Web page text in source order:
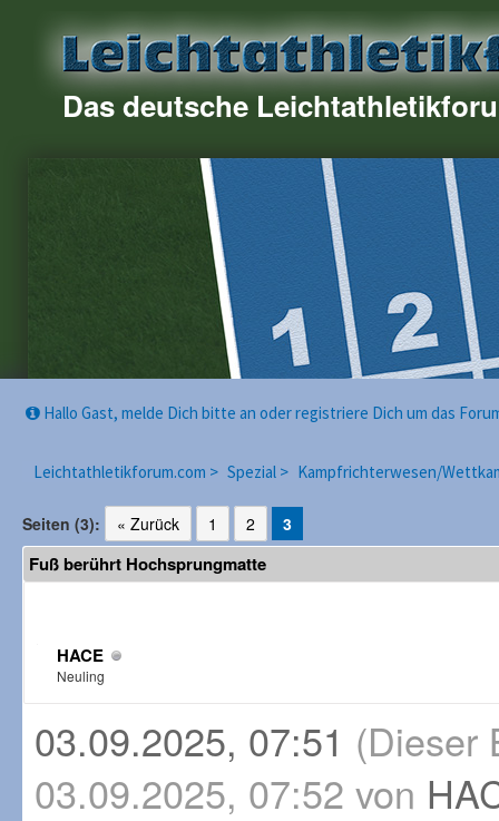
Das deutsche
Hallo Gast, melde Dich bitte an oder registriere Dich um das
Leichtathletikforum.com > Spezial > Kampfrichterwesen/
Seiten (3): « Zurück 1 2 3
Fuß berührt Hochsprungmatte
HACE
Neuling
03.09.2025, 07:51 (Dieser
03.09.2025, 07:52 von